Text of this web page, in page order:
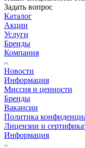
Задать вопрос
Каталог
Акции
Услуги
Бренды
Компания
Новости
Информация
Миссия и ценности
Бренды
Вакансии
Политика
Лицензии и
Информация